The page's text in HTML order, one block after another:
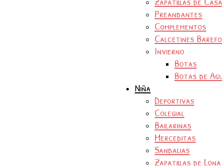
Preandantes
Complementos
Calcetines
Invierno
Botas
Botas de
Niña
Deportivas
Colegial
Bailarinas
Merceditas
Sandalias
Zapatillas de Lona